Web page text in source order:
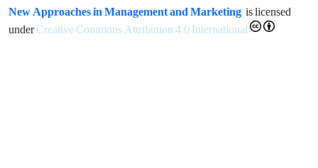
New Approaches in Management and Marketing is licensed
underCreative Commons Attribution 4.0 International